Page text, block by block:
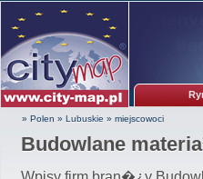
» Polen » Lubuskie » miejscowoci
Budowlane